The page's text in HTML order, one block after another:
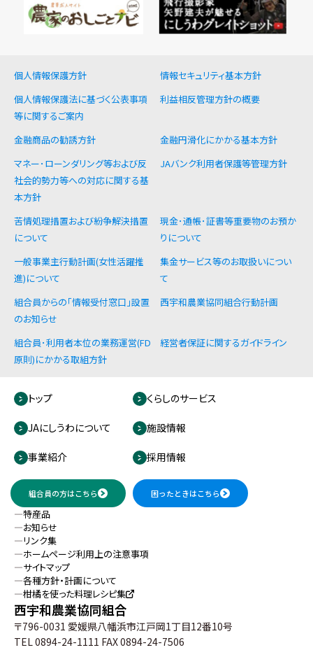
個人情報保護方針
情報セキュリティ基本方針
個人情報保護法に基づく公表事項
等に関するご案内
利益相反管理方針の概要
金融商品の勧誘方針
金融円滑化にかかる基本方針
マネー･ローンダリング等および反
社会的勢力等への対応に関する基
本方針
JAバンク利用者保護等管理方針
苦情処理措置および紛争解決措置
について
現金･通帳･証書等重要物のお預か
りについて
一般事業主行動計画(女性活躍推
進)について
集金サービス等のお取扱いについ
て
組合員からの「情報受付窓口」設置
のお知らせ
西宇和農業協同組合行動計画
組合員･利用者本位の業務運営(FD
原則)にかかる取組方針
経営者保証に関するガイドライン
西宇和農業協同組合
〒796-0031 愛媛県八幡浜市江戸岡1丁目12番10号
TEL0894-24-1111 FAX 0894-24-7506
トップ
JAにしうわについて
事業紹介
くらしのサービス
施設情報
採用情報
組合員の方はこちら 困ったときはこちら
特産品
お知らせ
リンク集
ホームページ利用上の注意事項
サイトマップ
各種方針・計画について
柑橘を使った料理レシピ集